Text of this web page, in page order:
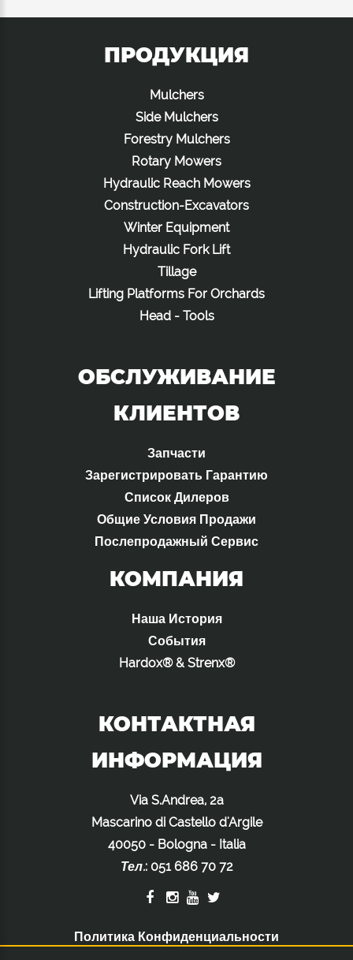
ПРОДУКЦИЯ
Mulchers
Side Mulchers
Forestry Mulchers
Rotary Mowers
Hydraulic Reach Mowers
Construction-Excavators
Winter Equipment
Hydraulic Fork Lift
Tillage
Lifting Platforms For Orchards
Head - Tools
ОБСЛУЖИВАНИЕ
КЛИЕНТОВ
Запчасти
Зарегистрировать Гарантию
Список Дилеров
Общие Условия Продажи
Послепродажный Сервис
КОМПАНИЯ
Наша История
События
Hardox® & Strenx®
КОНТАКТНАЯ
ИНФОРМАЦИЯ
Via S.Andrea, 2a
Mascarino di Castello d'Argile
40050 - Bologna - Italia
Тел.: 051 686 70 72
Политика Конфиденциальности